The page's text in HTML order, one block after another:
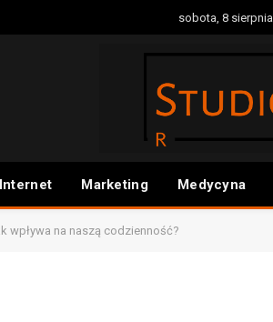
sobota, 8 sierpnia
Internet Marketing Medycyna
wpływa na naszą codzienność?